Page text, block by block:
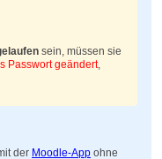
sein, müssen sie
Passwort geändert,
der Moodle-App ohne